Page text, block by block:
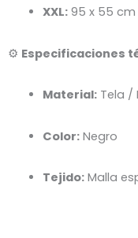
XXL:95 x 55 cm
⚙️ Especificaciones
Material:Tela /
Color:Negro
Tejido:Malla